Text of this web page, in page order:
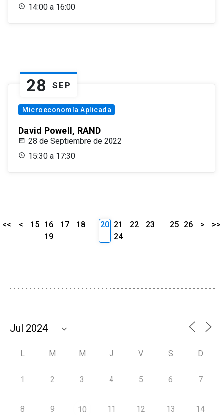
14:00 a 16:00
28 SEP
Microeconomía Aplicada
David Powell, RAND
28 de Septiembre de 2022
15:30 a 17:30
<< < 15 16 17
18
19
20 21 22
23
24
25 26 > >>
L M M J V S D
1 2 3 4 5 6 7
8 9 10 11 12 13 14